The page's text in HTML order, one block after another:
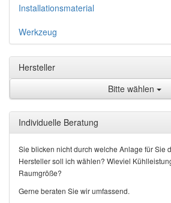
Installationsmaterial
Werkzeug
Hersteller
Bitte wählen
Individuelle Beratung
Sie blicken nicht durch welche Anlage für Sie
Hersteller soll ich wählen? Wieviel
Raumgröße?
Gerne beraten Sie wir umfassend.